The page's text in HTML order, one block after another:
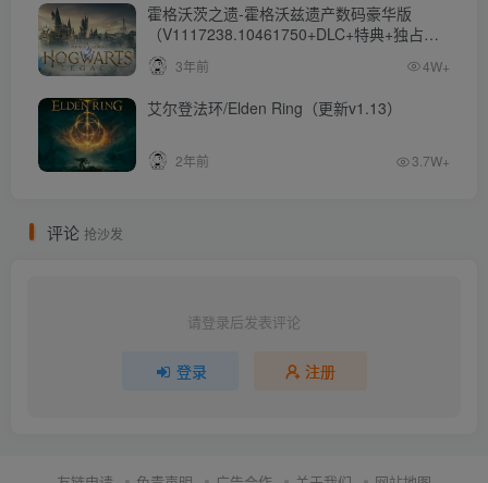
霍格沃茨之遗-霍格沃兹遗产数码豪华版
（V1117238.10461750+DLC+特典+独占内
容）
3年前 4W+
艾尔登法环/Elden Ring（更新v1.13）
2年前 3.7W+
评论 抢沙发
请登录后发表评论
登录 注册